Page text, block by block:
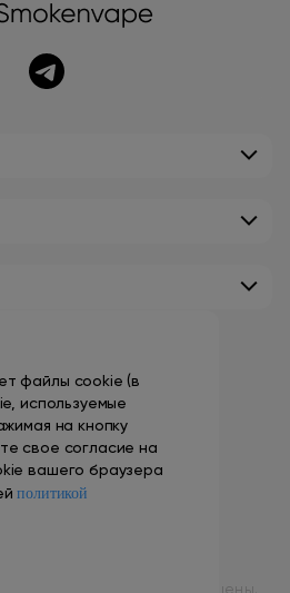
файлы cookie (в
используемые
на кнопку
свое согласие на
вашего браузера
политикой
149-10-99
9:00 – 18:00
выходной